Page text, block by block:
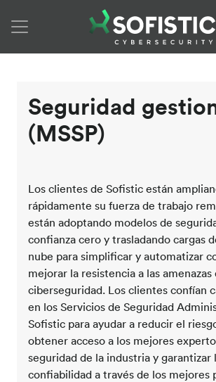
Seguridad
(MSSP)
Los clientes de Sofistic están
rápidamente su fuerza de trabajo
están adoptando modelos de
confianza cero y trasladando cargas
nube para simplificar y automatizar
mejorar la resistencia a las amenazas
ciberseguridad. Los clientes confían
en los Servicios de Seguridad
Sofistic para ayudar a reducir el
obtener acceso a los mejores
seguridad de la industria y garantizar
confiabilidad a través de los mejores